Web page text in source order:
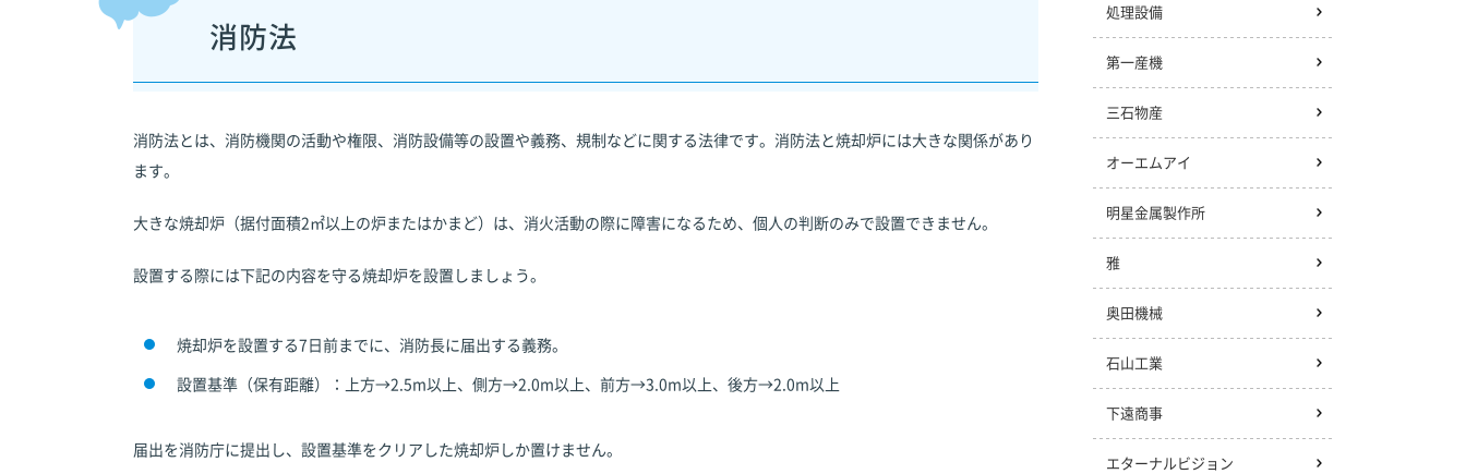
消防法
消防法とは、消防機関の活動や権限、消防設備等の設置や義務、規制などに関する法律です。消防法と焼却炉には大きな関係があり
ます。
大きな焼却炉（据付面積2㎡以上の炉またはかまど）は、消火活動の際に障害になるため、個人の判断のみで設置できません。
設置する際には下記の内容を守る焼却炉を設置しましょう。
焼却炉を設置する7日前までに、消防長に届出する義務。
設置基準（保有距離）：上方→2.5m以上、側方→2.0m以上、前方→3.0m以上、後方→2.0m以上
届出を消防庁に提出し、設置基準をクリアした焼却炉しか置けません。
処理設備
第一産機
三石物産
オーエムアイ
明星金属製作所
雅
奥田機械
石山工業
下遠商事
エターナルビジョン